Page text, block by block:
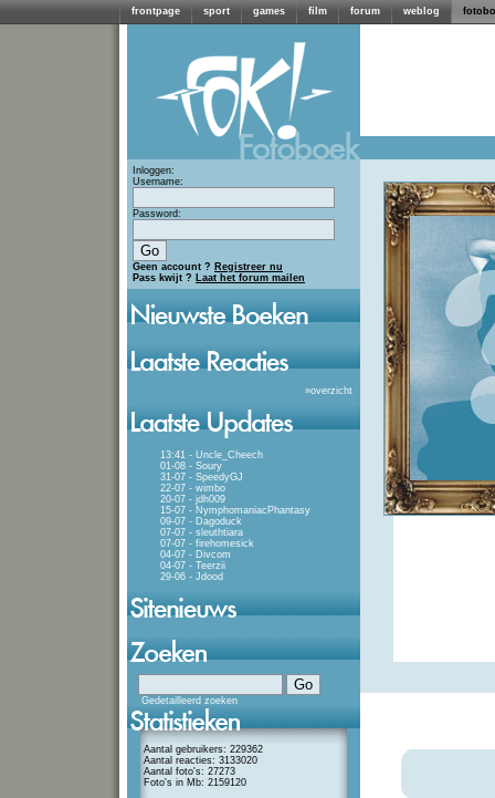
frontpage sport games film forum weblog
Inloggen:
Username:
Password:
Geen account ? Registreer nu
Pass kwijt ? Laat het forum mailen
»overzicht
13:41 - Uncle_Cheech
01-08 - Soury
31-07 - SpeedyGJ
22-07 - wimbo
20-07 - jdh009
15-07 - NymphomaniacPhantasy
09-07 - Dagoduck
07-07 - sleuthtiara
07-07 - firehomesick
04-07 - Divcom
04-07 - Teerzii
29-06 - Jdood
Gedetailleerd zoeken
Aantal gebruikers: 229362
Aantal reacties: 3133020
Aantal foto's: 27273
Foto's in Mb: 2159120